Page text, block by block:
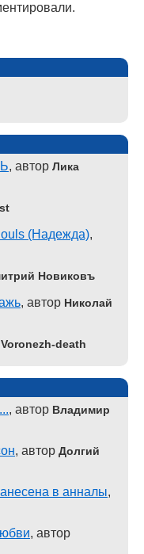
, автор Лика
(Надежда),
Новиковъ
, автор Николай
Voronezh-death
, автор Владимир
, автор Долгий
в анналы,
, автор